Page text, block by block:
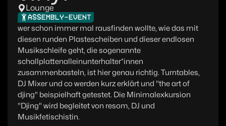
Lounge
ASSEMBLY-EVENT
wer schon immer mal rausfinden wollte, wie das mit
diesen runden Plastescheiben und dieser endlosen
Musikschleife geht, die sogenannte
schallplattenalleinunterhalter*innen
zusammenbasteln, ist hier genau richtig. Turntables,
DJ Mixer und co werden kurz erklärt und "the art of
djing" beispielhaft getestet. Die Minimalexkursion
"Djing" wird begleitet von resom, DJ und
Musikfetischistin.